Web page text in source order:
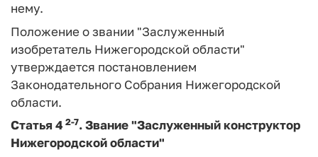
нему.
Положение о звании "Заслуженный
изобретатель Нижегородской области"
утверждается постановлением
Законодательного Собрания Нижегородской
области.
Статья 4 2-7.Звание "Заслуженный конструктор
Нижегородской области"